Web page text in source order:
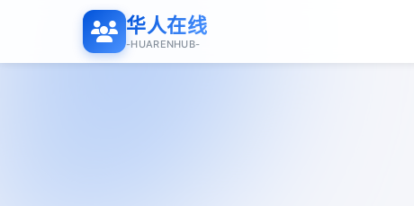
华人在线
-HUARENHUB-